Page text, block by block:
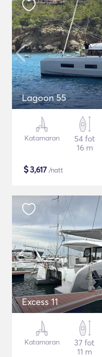
Lagoon 55
Katamaran
54 fot
16 m
$3,617 /natt
Excess 11
Katamaran
37 fot
11 m